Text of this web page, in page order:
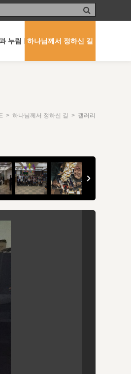
누림 하나님께서 정하신 길
> 하나님께서 정하신 길 > 갤러리